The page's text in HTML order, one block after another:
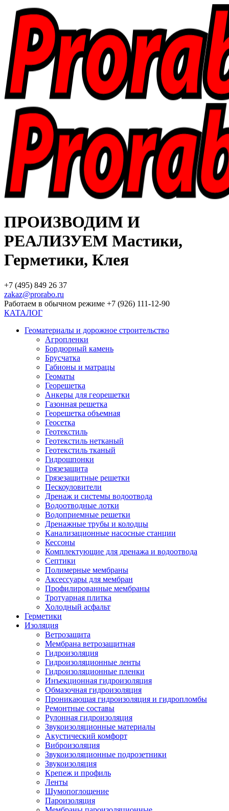
ПРОИЗВОДИМ И
РЕАЛИЗУЕМ Мастики,
Герметики, Клея
+7 (495) 849 26 37
zakaz@prorabo.ru
Работаем в обычном режиме +7 (926) 111-12-90
КАТАЛОГ
Геоматериалы и дорожное строительство
Агропленки
Бордюрный камень
Брусчатка
Габионы и матрацы
Геоматы
Георешетка
Анкеры для георешетки
Газонная решетка
Георешетка объемная
Геосетка
Геотекстиль
Геотекстиль нетканый
Геотекстиль тканый
Гидрошпонки
Грязезащита
Грязезащитные решетки
Пескоуловители
Дренаж и системы водоотвода
Водоотводные лотки
Водоприемные решетки
Дренажные трубы и колодцы
Канализационные насосные станции
Кессоны
Комплектующие для дренажа и водоотвода
Септики
Полимерные мембраны
Аксессуары для мембран
Профилированные мембраны
Тротуарная плитка
Холодный асфальт
Герметики
Изоляция
Ветрозащита
Мембрана ветрозащитная
Гидроизоляция
Гидроизоляционные ленты
Гидроизоляционные пленки
Инъекционная гидроизоляция
Обмазочная гидроизоляция
Проникающая гидроизоляция и гидропломбы
Ремонтные составы
Рулонная гидроизоляция
Звукоизоляционные материалы
Акустический комфорт
Виброизоляция
Звукоизоляционные подрозетники
Звукоизоляция
Крепеж и профиль
Ленты
Шумопоглощение
Пароизоляция